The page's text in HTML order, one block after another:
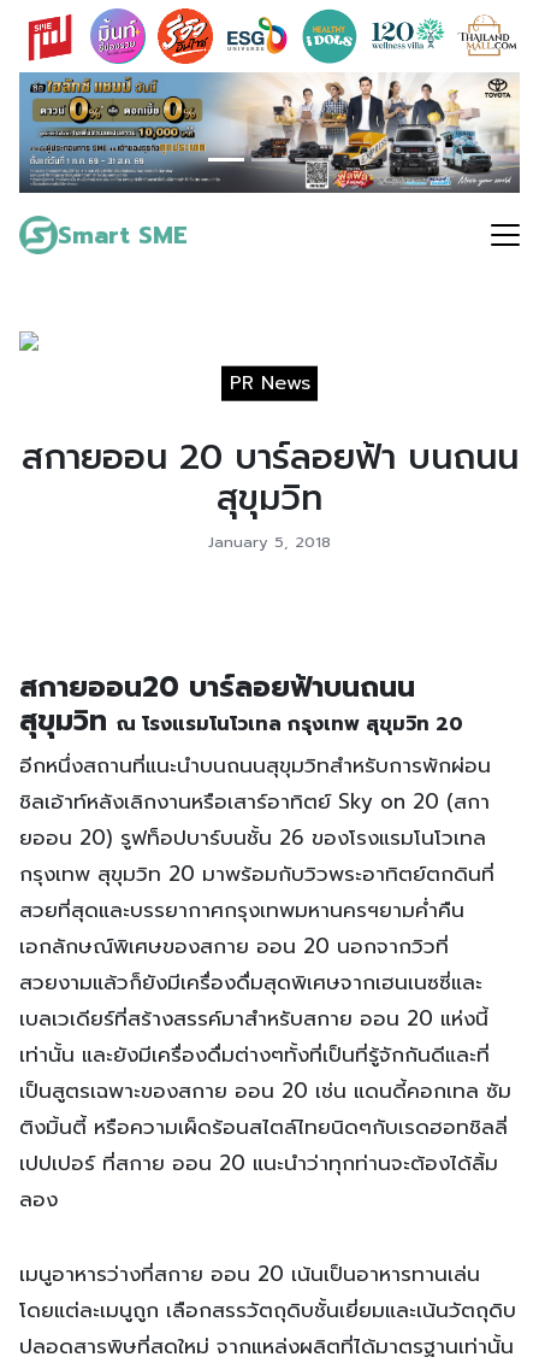
Skip
content
Smart SME
Search
for:
PR News
สกายออน 20 บาร์ลอยฟ้า บนถนน
สุขุมวิท
January 5, 2018
สกายออน20 บาร์ลอยฟ้าบนถนน
สุขุมวิท ณ โรงแรมโนโวเทล กรุงเทพ สุขุมวิท 20
อีกหนึ่งสถานที่แนะนำบนถนนสุขุมวิทสำหรับการพักผ่อน
ชิลเอ้าท์หลังเลิกงานหรือเสาร์อาทิตย์ Sky on 20 (สกา
ยออน 20) รูฟท็อปบาร์บนชั้น 26 ของโรงแรมโนโวเทล
กรุงเทพ สุขุมวิท 20 มาพร้อมกับวิวพระอาทิตย์ตกดินที่
สวยที่สุดและบรรยากาศกรุงเทพมหานครฯยามค่ำคืน
เอกลักษณ์พิเศษของสกาย ออน 20 นอกจากวิวที่
สวยงามแล้วก็ยังมีเครื่องดื่มสุดพิเศษจากเฮนเนซซี่และ
เบลเวเดียร์ที่สร้างสรรค์มาสำหรับสกาย ออน 20 แห่งนี้
เท่านั้น และยังมีเครื่องดื่มต่างๆทั้งที่เป็นที่รู้จักกันดีและที่
เป็นสูตรเฉพาะของสกาย ออน 20 เช่น แดนดี้คอกเทล ซัม
ติงมิ้นตี้ หรือความเผ็ดร้อนสไตล์ไทยนิดๆกับเรดฮอทชิลลี่
เปปเปอร์ ที่สกาย ออน 20 แนะนำว่าทุกท่านจะต้องได้ลิ้ม
ลอง
เมนูอาหารว่างที่สกาย ออน 20 เน้นเป็นอาหารทานเล่น
โดยแต่ละเมนูถูก เลือกสรรวัตถุดิบชั้นเยี่ยมและเน้นวัตถุดิบ
ปลอดสารพิษที่สดใหม่ จากแหล่งผลิตที่ได้มาตรฐานเท่านั้น